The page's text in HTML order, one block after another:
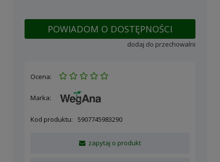
POWIADOM O DOSTĘPNOŚCI
dodaj do przechowalni
Ocena:
Marka:
Kod produktu: 5907745983290
zapytaj o produkt